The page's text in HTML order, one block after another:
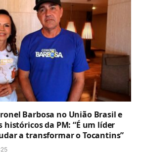
Barbosa no União Brasil e
da PM: “É um líder
a transformar o Tocantins”